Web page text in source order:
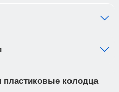
с
в диапазоне
антикоррозийным
комнату с
пластиковые колодца